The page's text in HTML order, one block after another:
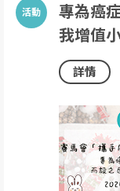
專為癌
我增值
詳情